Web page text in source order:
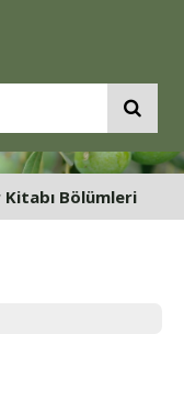
Bölümleri